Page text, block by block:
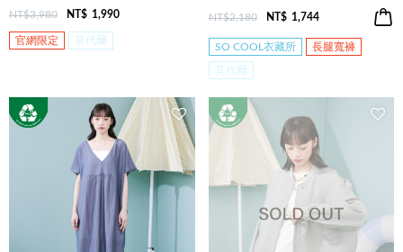
NT$3,980 NT$ 1,990
官網限定 莫代爾
NT$2,180 NT$ 1,744
SO COOL衣藏所 長腿寬褲
莫代爾